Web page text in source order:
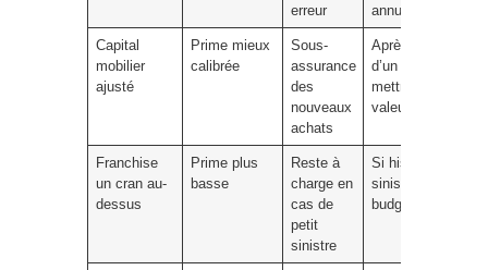
erreur
annuelle.
Capital
mobilier
ajusté
Prime mieux
calibrée
Sous-
assurance
des
nouveaux
achats
Après achat
d’un PC/écran,
mettre à jour la
valeur.
Franchise
un cran au-
dessus
Prime plus
basse
Reste à
charge en
cas de
petit
sinistre
Si historique de
sinistres nul et
budget serré.